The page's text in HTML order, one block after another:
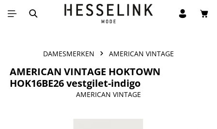
Ga naar de hoofdinhoud
DAMESMERKEN AMERICAN VINTAGE
AMERICAN VINTAGE HOKTOWN
HOK16BE26 vestgilet-indigo
AMERICAN VINTAGE